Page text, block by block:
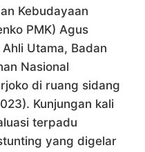
Kebudayaan
PMK) Agus
Utama, Badan
Nasional
di ruang sidang
Kunjungan kali
terpadu
yang digelar